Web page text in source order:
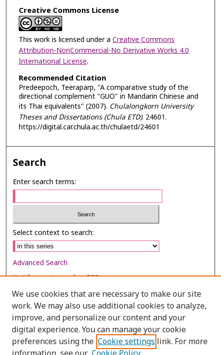
Creative Commons License
This work is licensed under a Creative Commons
Attribution-NonCommercial-No Derivative Works 4.0
International License.
Recommended Citation
Predeepoch, Teeraparp, "A comparative study of the
directional complement "GUO" in Mandarin Chinese and
its Thai equivalents" (2007). Chulalongkorn University
Theses and Dissertations (Chula ETD). 24601.
https://digital.car.chula.ac.th/chulaetd/24601
Search
Enter search terms:
Select context to search:
Advanced Search
Notify me via email orRSS
Browse
Collections
Disciplines
Authors
We use cookies that are necessary to make our site
work. We may also use additional cookies to analyze,
improve, and personalize our content and your
digital experience. You can manage your cookie
preferences using the Cookie settings link. For more